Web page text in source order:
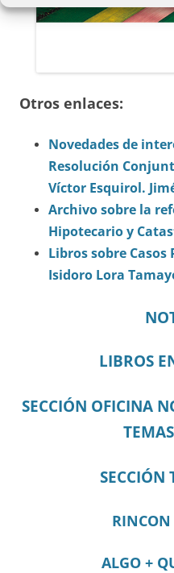
Otros enlaces:
Novedades de
Resolución
Víctor Esquirol.
Archivo sobre la
Hipotecario y
Libros sobre
Isidoro Lora
LIBROS
SECCIÓN OFICINA
SECCIÓN
RINCON
ALGO +